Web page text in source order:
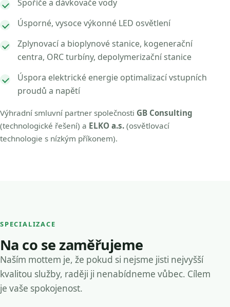
Spořiče a dávkovače vody
Úsporné, vysoce výkonné LED osvětlení
Zplynovací a bioplynové stanice, kogenerační
centra, ORC turbíny, depolymerizační stanice
Úspora elektrické energie optimalizací vstupních
proudů a napětí
Výhradní smluvní partner společnosti GB Consulting
(technologické řešení) a ELKO a.s. (osvětlovací
technologie s nízkým příkonem).
SPECIALIZACE
Na co se zaměřujeme
Naším mottem je, že pokud si nejsme jisti nejvyšší
kvalitou služby, raději ji nenabídneme vůbec. Cílem
je vaše spokojenost.